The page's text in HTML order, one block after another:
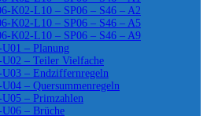
K02-L10 – SP06 – S46 – A2
K02-L10 – SP06 – S46 – A5
K02-L10 – SP06 – S46 – A9
– Planung
– Teiler Vielfache
– Endziffernregeln
– Quersummenregeln
– Primzahlen
– Brüche